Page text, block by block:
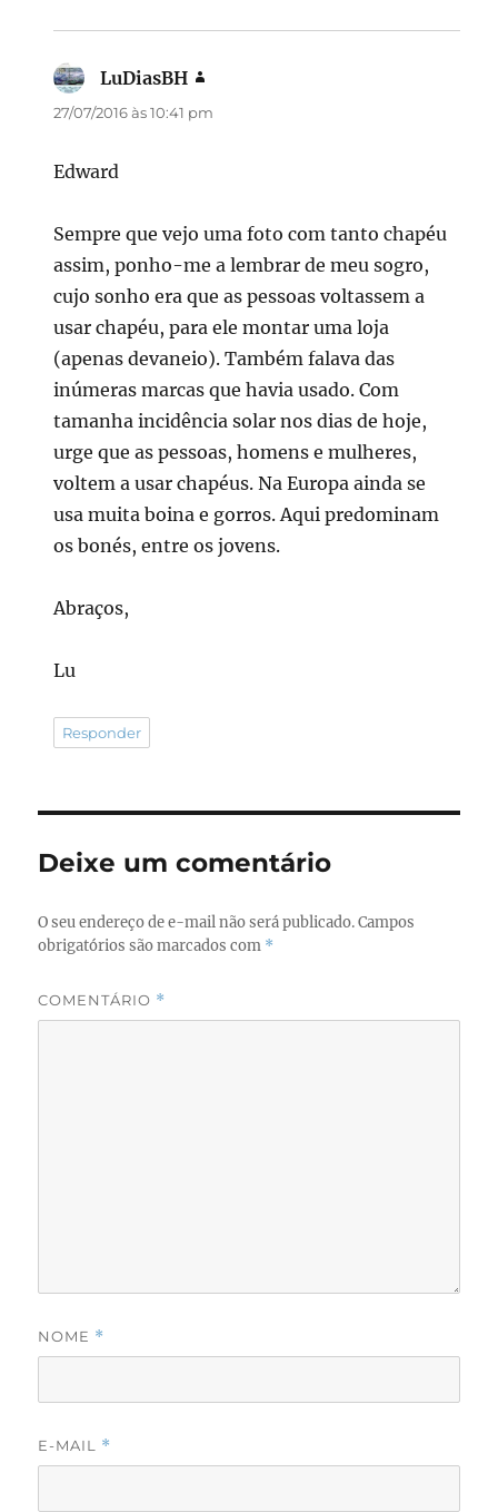
LuDiasBH
27/07/2016 às 10:41 pm
Edward
Sempre que vejo uma foto com tanto chapéu
assim, ponho-me a lembrar de meu sogro,
cujo sonho era que as pessoas voltassem a
usar chapéu, para ele montar uma loja
(apenas devaneio). Também falava das
inúmeras marcas que havia usado. Com
tamanha incidência solar nos dias de hoje,
urge que as pessoas, homens e mulheres,
voltem a usar chapéus. Na Europa ainda se
usa muita boina e gorros. Aqui predominam
os bonés, entre os jovens.
Abraços,
Lu
Responder
Deixe um comentário
O seu endereço de e-mail não será publicado. Campos
obrigatórios são marcados com *
COMENTÁRIO *
NOME *
E-MAIL *